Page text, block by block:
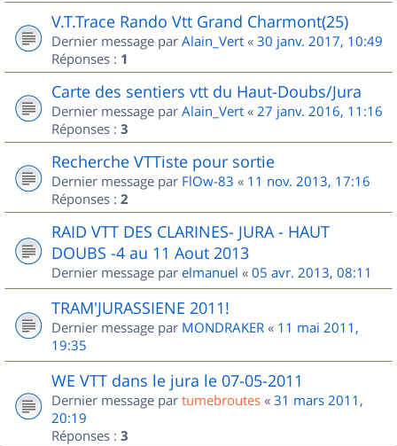
V.T.Trace Rando Vtt Grand Charmont(25)
Dernier message par Alain_Vert « 30 janv. 2017, 10:49
Réponses : 1
Carte des sentiers vtt du Haut-Doubs/Jura
Dernier message par Alain_Vert « 27 janv. 2016, 11:16
Réponses : 3
Recherche VTTiste pour sortie
Dernier message par FlOw-83 « 11 nov. 2013, 17:16
Réponses : 2
RAID VTT DES CLARINES- JURA - HAUT
DOUBS -4 au 11 Aout 2013
Dernier message par elmanuel « 05 avr. 2013, 08:11
TRAM'JURASSIENE 2011!
Dernier message par MONDRAKER « 11 mai 2011,
19:35
WE VTT dans le jura le 07-05-2011
Dernier message par tumebroutes « 31 mars 2011,
20:19
Réponses : 3